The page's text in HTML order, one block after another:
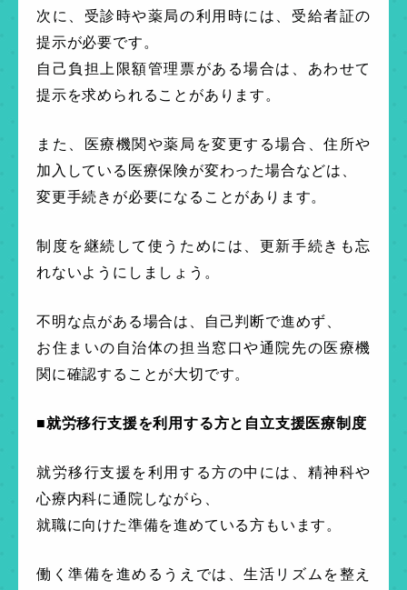
次に、受診時や薬局の利用時には、受給者証の
提示が必要です。
自己負担上限額管理票がある場合は、あわせて
提示を求められることがあります。
また、医療機関や薬局を変更する場合、住所や
加入している医療保険が変わった場合などは、
変更手続きが必要になることがあります。
制度を継続して使うためには、更新手続きも忘
れないようにしましょう。
不明な点がある場合は、自己判断で進めず、
お住まいの自治体の担当窓口や通院先の医療機
関に確認することが大切です。
■就労移行支援を利用する方と自立支援医療制度
就労移行支援を利用する方の中には、精神科や
心療内科に通院しながら、
就職に向けた準備を進めている方もいます。
働く準備を進めるうえでは、生活リズムを整え